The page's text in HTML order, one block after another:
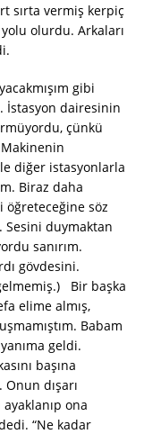
sırta vermiş kerpiç
olurdu. Arkaları
gibi
İstasyon dairesinin
çünkü
diğer istasyonlarla
Biraz daha
söz
Sesini duymaktan
sanırım.
gövdesini.
Bir başka
elime almış,
Babam
geldi.
başına
dışarı
ona
“Ne kadar